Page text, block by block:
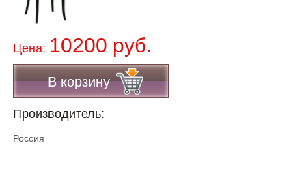
Цена: 10200 руб.
В корзину
Производитель:
Россия